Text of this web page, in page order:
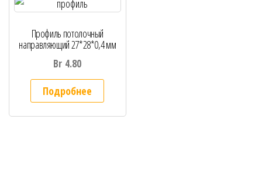
Профиль потолочный
направляющий 27*28*0,4 мм
Br 4.80
Подробнее